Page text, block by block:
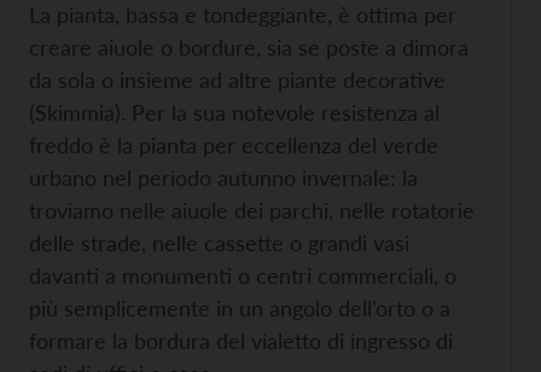
La pianta, bassa e tondeggiante, è ottima per
creare aiuole o bordure, sia se poste a dimora
da sola o insieme ad altre piante decorative
(Skimmia). Per la sua notevole resistenza al
freddo è la pianta per eccellenza del verde
urbano nel periodo autunno invernale: la
troviamo nelle aiuole dei parchi, nelle rotatorie
delle strade, nelle cassette o grandi vasi
davanti a monumenti o centri commerciali, o
più semplicemente in un angolo dell’orto o a
formare la bordura del vialetto di ingresso di